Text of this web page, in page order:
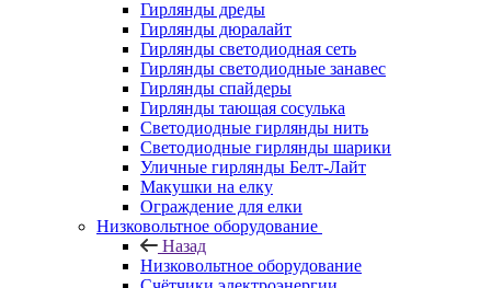
Гирлянды дреды
Гирлянды дюралайт
Гирлянды светодиодная сеть
Гирлянды светодиодные занавес
Гирлянды спайдеры
Гирлянды тающая сосулька
Светодиодные гирлянды нить
Светодиодные гирлянды шарики
Уличные гирлянды Белт-Лайт
Макушки на елку
Ограждение для елки
Низковольтное оборудование
Назад
Низковольтное оборудование